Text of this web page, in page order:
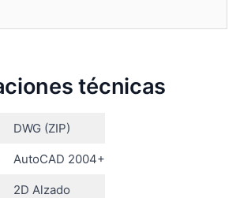
técnicas
DWG (ZIP)
AutoCAD 2004+
2D Alzado